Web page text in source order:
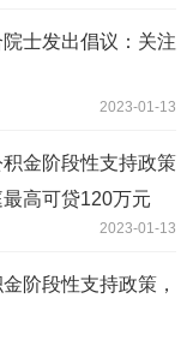
院士发出倡议：关注
2023-01-13
金阶段性支持政策
高可贷120万元
2023-01-13
阶段性支持政策，